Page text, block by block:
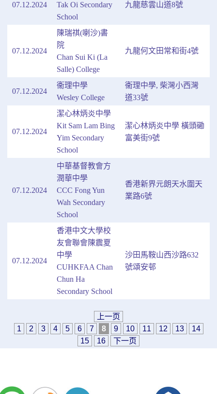
07.12.2024
Tak Oi Secondary
School
九龍慈雲山道8號
07.12.2024
陳瑞祺(喇沙)書
院
Chan Sui Ki (La
Salle) College
九龍何文田常和街4號
07.12.2024
衞理中學
Wesley College
衞理中學, 柴灣小西灣
道33號
07.12.2024
潔心林炳炎中學
Kit Sam Lam Bing
Yim Secondary
School
潔心林炳炎中學 橫頭磡
富美街9號
07.12.2024
中華基督教會方
潤華中學
CCC Fong Yun
Wah Secondary
School
香港新界元朗天水圍天
業路6號
07.12.2024
香港中文大學校
友會聯會陳震夏
中學
CUHKFAA Chan
Chun Ha
Secondary School
沙田馬鞍山西沙路632
號頌安邨
上一页
1
2 3 4 5 6 7 8 9 10 11 12 13
14
15
16 下一页